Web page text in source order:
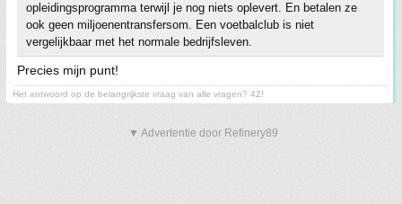
opleidingsprogramma terwijl je nog niets oplevert. En betalen ze
ook geen miljoenentransfersom. Een voetbalclub is niet
vergelijkbaar met het normale bedrijfsleven.
Precies mijn punt!
Het antwoord op de belangrijkste vraag van alle vragen? 42!
▼ Advertentie door Refinery89